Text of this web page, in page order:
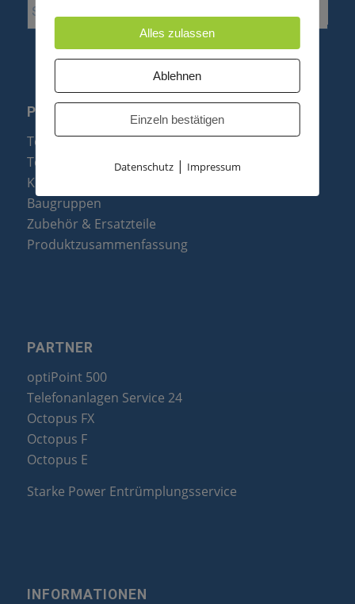
PRODUKTE
Telefonanlagen
Telefone
Konftel Konferenztelefone
Baugruppen
Zubehör & Ersatzteile
Produktzusammenfassung
PARTNER
optiPoint 500
Telefonanlagen Service 24
Octopus FX
Octopus F
Octopus E
Starke Power Entrümplungsservice
INFORMATIONEN
Alles zulassen
Ablehnen
Einzeln bestätigen
Datenschutz| Impressum